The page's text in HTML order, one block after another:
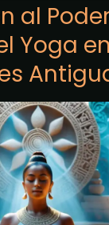
al
Yoga